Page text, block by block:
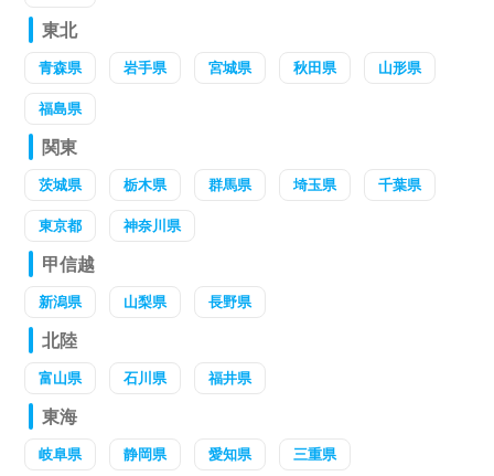
東北
青森県 岩手県 宮城県 秋田県 山形県
福島県
関東
茨城県 栃木県 群馬県 埼玉県 千葉県
東京都 神奈川県
甲信越
新潟県 山梨県 長野県
北陸
富山県 石川県 福井県
東海
岐阜県 静岡県 愛知県 三重県